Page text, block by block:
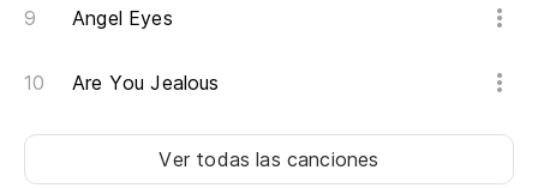
Angel Eyes
Are You Jealous
Ver todas las canciones